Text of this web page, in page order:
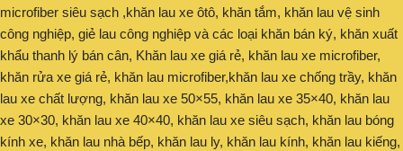
microfiber siêu sạch ,khăn lau xe ôtô, khăn tắm, khăn lau vệ sinh
công nghiệp, giẻ lau công nghiệp và các loại khăn bán ký, khăn xuất
khẩu thanh lý bán cân, Khăn lau xe giá rẻ, khăn lau xe microfiber,
khăn rửa xe giá rẻ, khăn lau microfiber,khăn lau xe chống trầy, khăn
lau xe chất lượng, khăn lau xe 50×55, khăn lau xe 35×40, khăn lau
xe 30×30, khăn lau xe 40×40, khăn lau xe siêu sạch, khăn lau bóng
kính xe, khăn lau nhà bếp, khăn lau ly, khăn lau kính, khăn lau kiếng,